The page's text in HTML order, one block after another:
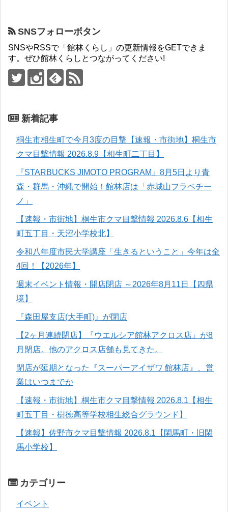
SNSフォローボタン
SNSやRSSで「館林くらし」の更新情報をGETできま
す。ぜひ館林くらしとつながってください!
新着記事
桐生市相生町で今月3度の目撃【速報・市街地】桐生市
クマ目撃情報 2026.8.9【相生町二丁目】
『STARBUCKS JIMOTO PROGRAM』8月5日より青
森・群馬・沖縄で開始！館林店は「赤城山フラペチー
ノ」
【速報・市街地】桐生市クマ目撃情報 2026.8.6【相生
町五丁目・天沼小学校北】
令和八年度市民大学講座「生きるということ」今年は全
4回！【2026年】
週末イベント情報・開店閉店 ～2026年8月11日【四県
境】
『森田屋支店(大手町)』が閉店
【2ヶ月連続閉店】『ウエルシア館林アクロス店』が8
月閉店。他のアクロス店舗も見てきた。
閉店が延期となった『スーパーアイザワ 館林店』、営
業はいつまでか
【速報・市街地】桐生市クマ目撃情報 2026.8.1【相生
町五丁目・樹徳高等学校相生総合グラウンド】
【速報】佐野市クマ目撃情報 2026.8.1【閑馬町・旧閑
馬小学校】
カテゴリー
イベント